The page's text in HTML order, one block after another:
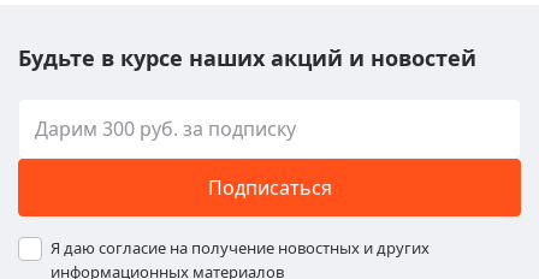
Будьте в курсе наших акций и новостей
Подписаться
Я даю согласие на получение новостных и других
информационных материалов